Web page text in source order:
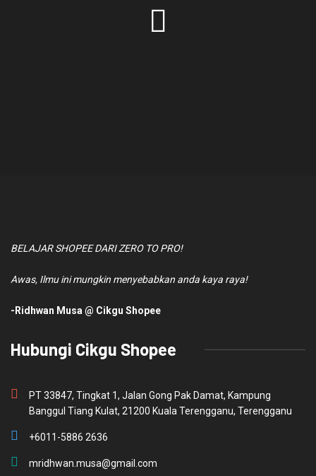
BELAJAR SHOPEE DARI ZERO TO PRO!
Awas, Ilmu ini mungkin menyebabkan anda kaya raya!
-Ridhwan Musa @ Cikgu Shopee
Hubungi Cikgu Shopee
PT 33847, Tingkat 1, Jalan Gong Pak Damat, Kampung
Banggul Tiang Kulat, 21200 Kuala Terengganu, Terengganu
+6011-5886 2636
mridhwan.musa@gmail.com